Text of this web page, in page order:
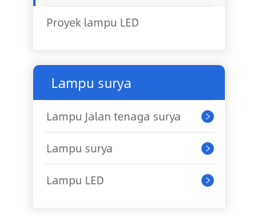
Proyek lampu LED
Lampu surya
Lampu Jalan tenaga surya 
Lampu surya 
Lampu LED 